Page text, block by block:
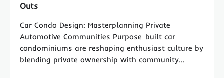
Outs
Car Condo Design: Masterplanning Private
Automotive Communities Purpose-built car
condominiums are reshaping enthusiast culture by
blending private ownership with community…